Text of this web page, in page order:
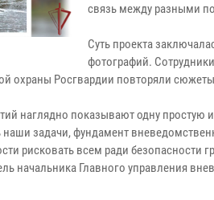
связь между разными
Суть проекта
фотографий.
охраны Росгвардии повторяли
наглядно показывают одну простую
задачи, фундамент
рисковать всем ради
начальника Главного управления